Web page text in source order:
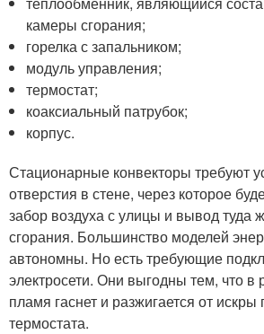
камеры сгорания;
горелка с запальником;
модуль управления;
термостат;
коаксиальный патрубок;
корпус.
Стационарные конвекторы требуют
отверстия в стене, через которое
забор воздуха с улицы и вывод туда
сгорания. Большинство моделей
автономны. Но есть требующие
электросети. Они выгодны тем, что
пламя гаснет и разжигается от
термостата.